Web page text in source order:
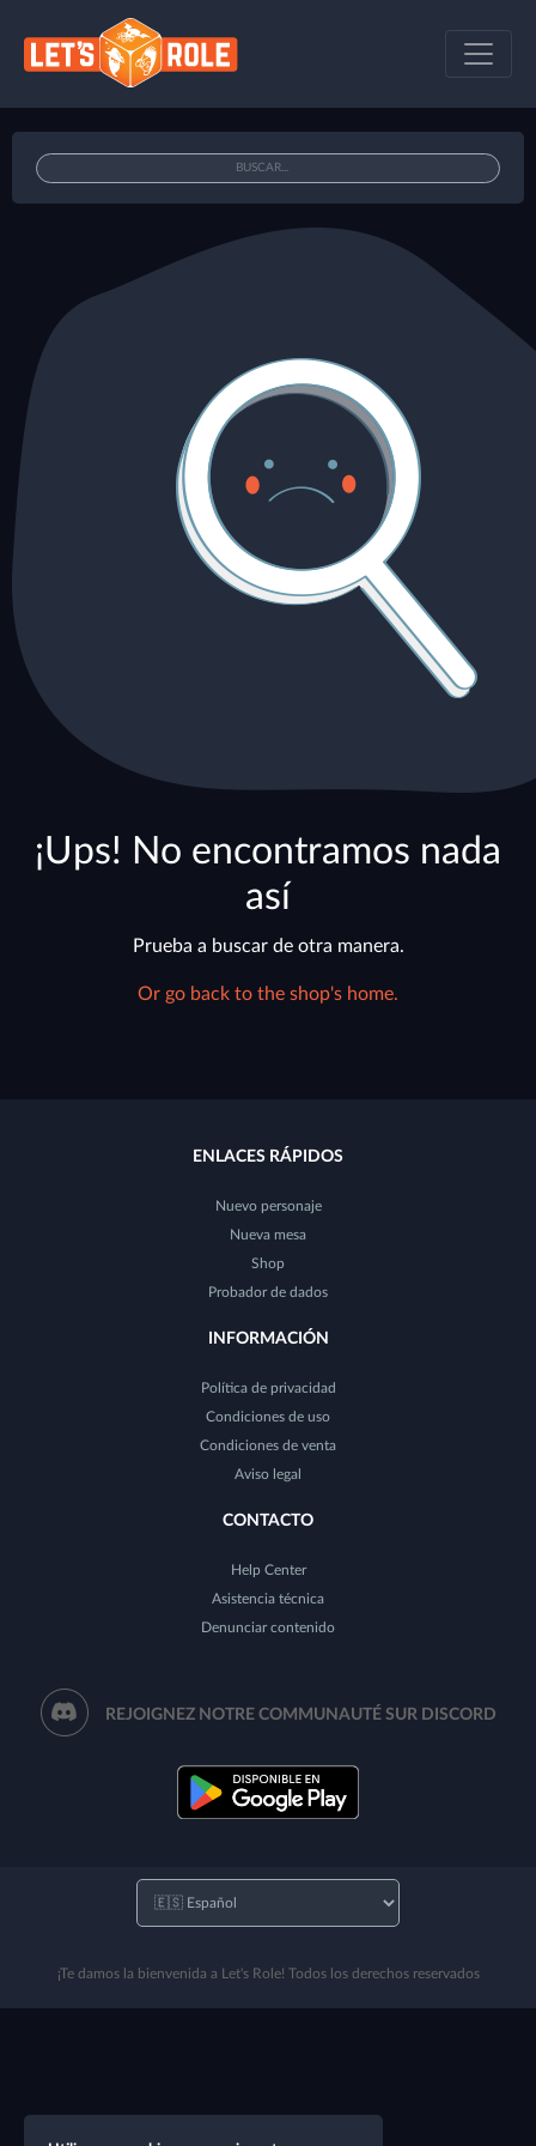
¡Ups! No encontramos nada
así
Prueba a buscar de otra manera.
Or go back to the shop's home.
ENLACES RÁPIDOS
Nuevo personaje
Nueva mesa
Shop
Probador de dados
INFORMACIÓN
Política de privacidad
Condiciones de uso
Condiciones de venta
Aviso legal
CONTACTO
Help Center
Asistencia técnica
Denunciar contenido
REJOIGNEZ NOTRE COMMUNAUTÉ SUR DISCORD
¡Te damos la bienvenida a Let's Role! Todos los derechos reservados